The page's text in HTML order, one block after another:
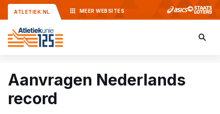
ATLETIEK.NL MEER WEBSITES
Aanvragen Nederlands
record